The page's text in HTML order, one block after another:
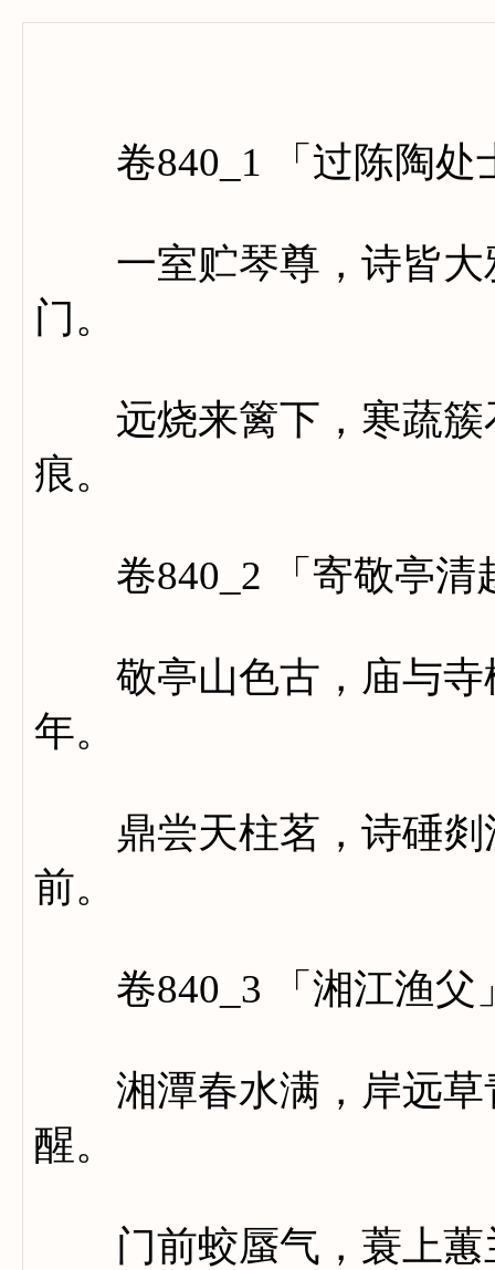
卷840_1 「过陈陶处
一室贮琴尊，诗皆大
门。
远烧来篱下，寒蔬簇
痕。
卷840_2 「寄敬亭清
敬亭山色古，庙与寺
年。
鼎尝天柱茗，诗硾剡
前。
卷840_3 「湘江渔父
湘潭春水满，岸远草
醒。
门前蛟蜃气，蓑上蕙